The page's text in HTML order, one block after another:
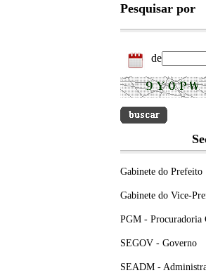
Pesquisar por
de
Gabinete do Prefeito
Gabinete do Vice-
PGM - Procuradoria
SEGOV - Governo
SEADM -